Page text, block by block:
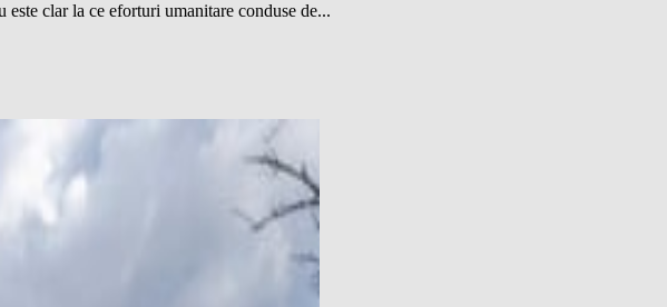
clar la ce eforturi umanitare conduse de...